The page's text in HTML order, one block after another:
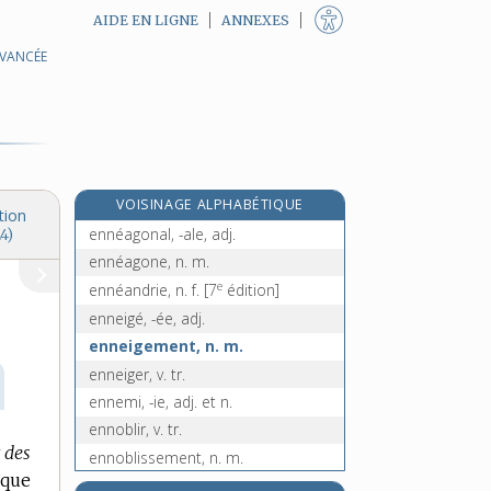
AIDE EN LIGNE ANNEXES
VOISINAGE ALPHABÉTIQUE
ennéa-, préf.
ennéagonal, -ale, adj.
ennéagone, n. m.
ennéandrie, n. f. [7e édition]
enneigé, -ée, adj.
enneigement, n. m.
enneiger, v. tr.
ennemi, -ie, adj. et n.
ennoblir, v. tr.
ennoblissement, n. m.
ennoie, n. m.[4eédition]